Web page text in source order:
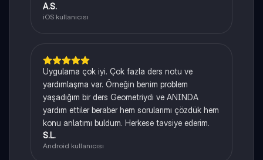
A.S.
iOS kullanıcısı
Uygulama çok iyi. Çok fazla ders notu ve
yardımlaşma var. Örneğin benim problem
yaşadığım bir ders Geometriydi ve ANINDA
yardım ettiler beraber hem sorularımı çözdük hem
konu anlatımı buldum. Herkese tavsiye ederim.
S.L.
Android kullanıcısı